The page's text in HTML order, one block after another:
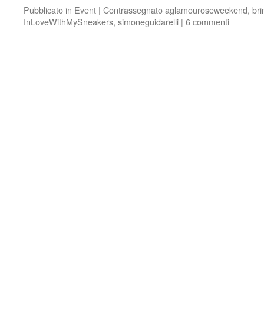
Pubblicato in Event | Contrassegnatoaglamouroseweekend,
InLoveWithMySneakers, simoneguidarelli | 6 commenti